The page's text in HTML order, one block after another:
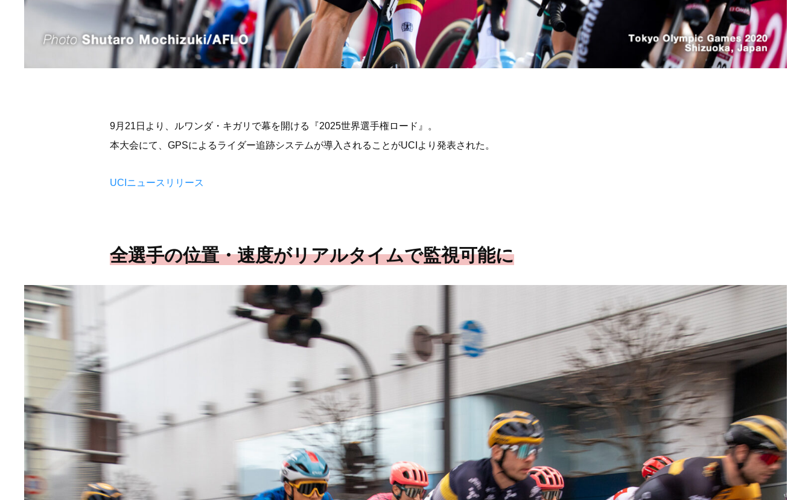
9月21日より、ルワンダ・キガリで幕を開ける『2025世界選手権ロード』。
本大会にて、GPSによるライダー追跡システムが導入されることがUCIより発表された。
UCIニュースリリース
全選手の位置・速度がリアルタイムで監視可能に